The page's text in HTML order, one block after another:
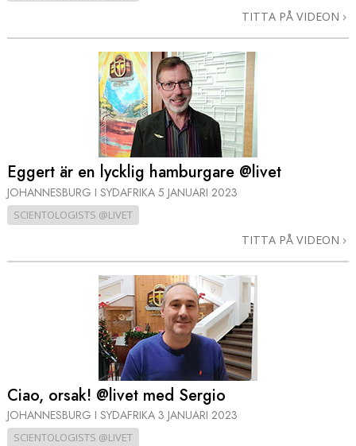
TITTA PÅ VIDEON
Eggert är en lycklig hamburgare @livet
JOHANNESBURG I SYDAFRIKA 5 JANUARI 2023
SCIENTOLOGISTS @LIVET
TITTA PÅ VIDEON
Ciao, orsak! @livet med Sergio
JOHANNESBURG I SYDAFRIKA 3 JANUARI 2023
SCIENTOLOGISTS @LIVET